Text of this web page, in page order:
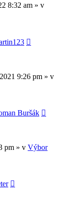
8:32 am » v
9:26 pm » v
Buršák
pm » v Výbor